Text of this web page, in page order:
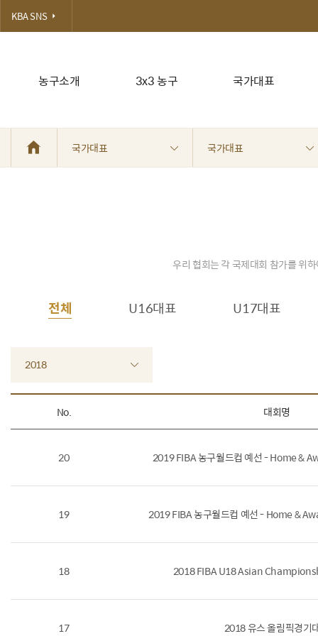
농구소개 3x3 농구 국가대표
KBA SNS
국가대표 국가대표
우리 협회는 각 국제대회 참가를 위
전체 U16대표 U17대표
2018
No. 대회명
20 2019 FIBA 농구월드컵 예선 - Home &
19 2019 FIBA 농구월드컵 예선 - Home &
18 2018 FIBA U18 Asian
17 2018 유스 올림픽경기